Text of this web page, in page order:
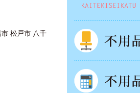
松戸市 八千